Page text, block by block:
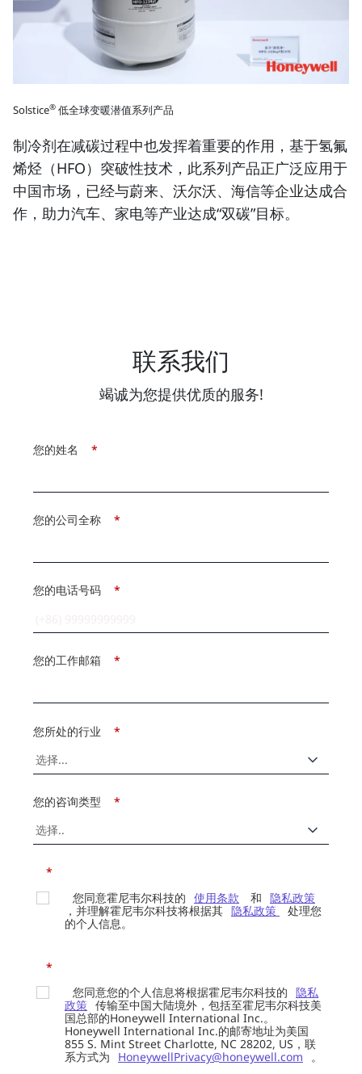
Solstice® 低全球变暖潜值系列产品
制冷剂在减碳过程中也发挥着重要的作用，基于氢氟
烯烃（HFO）突破性技术，此系列产品正广泛应用于
中国市场，已经与蔚来、沃尔沃、海信等企业达成合
作，助力汽车、家电等产业达成“双碳”目标。
联系我们
竭诚为您提供优质的服务!
*
您的姓名
*
您的公司全称
*
您的电话号码
*
您的工作邮箱
*
您所处的行业
*
您的咨询类型
*
您同意霍尼韦尔科技的 使用条款 和 隐私政策
，并理解霍尼韦尔科技将根据其 隐私政策
处理您
的个人信息。
*
您同意您的个人信息将根据霍尼韦尔科技的 隐私
政策 传输至中国大陆境外，包括至霍尼韦尔科技美
国总部的Honeywell International Inc.。
Honeywell International Inc.的邮寄地址为美国
855 S. Mint Street Charlotte, NC 28202, US，联
系方式为
HoneywellPrivacy@honeywell.com
。